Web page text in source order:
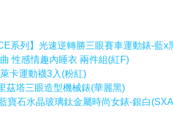
系列】光速逆轉勝三眼賽車運動錶-藍
性感情趣內睡衣 兩件組(紅F)
卡運動襪3入(粉紅)
茲塔三眼造型機械錶(華麗黑)
寶石水晶玻璃鈦金屬時尚女錶-銀白